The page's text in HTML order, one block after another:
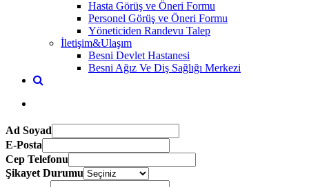
Hasta Görüş ve Öneri Formu
Personel Görüş ve Öneri Formu
Yöneticiden Randevu Talep
İletişim&Ulaşım
Besni Devlet Hastanesi
Besni Ağız Ve Diş Sağlığı Merkezi
Ad Soyad
E-Posta
Cep Telefonu
Şikayet Durumu